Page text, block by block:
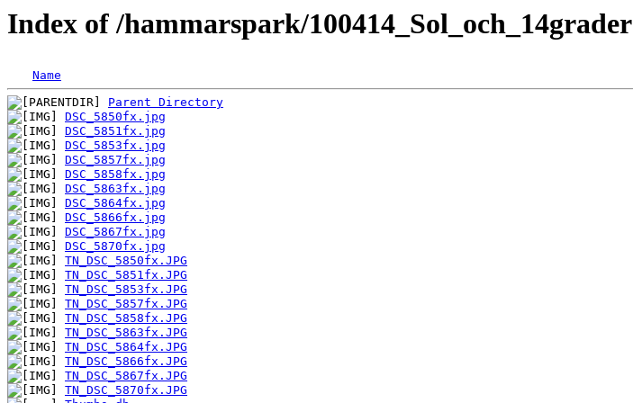
Index of /hammarspark/100414_Sol_och_14grader
Name
Parent Directory
DSC_5850fx.jpg
DSC_5851fx.jpg
DSC_5853fx.jpg
DSC_5857fx.jpg
DSC_5858fx.jpg
DSC_5863fx.jpg
DSC_5864fx.jpg
DSC_5866fx.jpg
DSC_5867fx.jpg
DSC_5870fx.jpg
TN_DSC_5850fx.JPG
TN_DSC_5851fx.JPG
TN_DSC_5853fx.JPG
TN_DSC_5857fx.JPG
TN_DSC_5858fx.JPG
TN_DSC_5863fx.JPG
TN_DSC_5864fx.JPG
TN_DSC_5866fx.JPG
TN_DSC_5867fx.JPG
TN_DSC_5870fx.JPG